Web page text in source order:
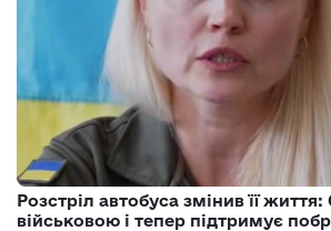
Розстріл автобуса змінив її
військовою і тепер підтримує